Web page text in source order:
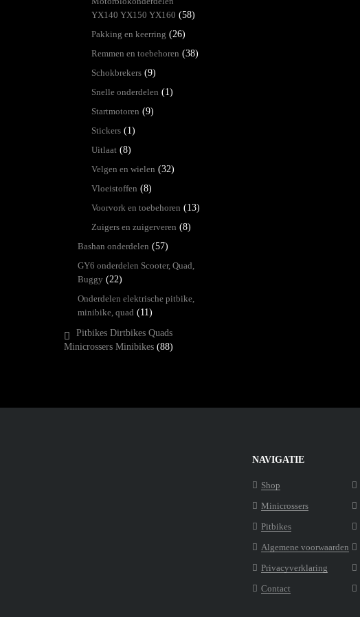
YX140 YX150 YX160 (58)
Pakking en keerring (26)
Remmen en toebehoren (38)
Schokbrekers (9)
Snelle onderdelen (1)
Startmotoren (9)
Stickers (1)
Uitlaat (8)
Velgen en wielen (32)
Vloeistoffen (8)
Voorvork en toebehoren (13)
Zuigers en zuigerveren (8)
Bashan onderdelen (57)
GY6 onderdelen Scooter, Quad,
Buggy (22)
Onderdelen elektrische pitbike,
minibike, quad (11)
Pitbikes Dirtbikes Quads
Minicrossers Minibikes (88)
NAVIGATIE
Shop
Minicrossers
Pitbikes
Algemene voorwaarden
Privacyverklaring
Contact